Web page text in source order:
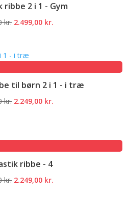
ribbe 2 i 1 - Gym
kr. Den
var:
2.499,00 kr.
til børn 2 i 1 - i træ
kr. Den
2.249,00 kr.
ribbe - 4
kr. Den
2.249,00 kr.